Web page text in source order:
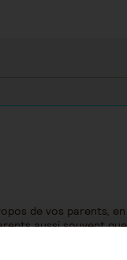
de vos parents,
aussi souvent
remarques à